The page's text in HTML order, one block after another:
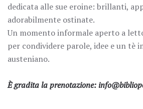
dedicata alle sue eroine: brillanti,
adorabilmente ostinate.
Un momento informale aperto a
per condividere parole, idee e un tè
austeniano.
È gradita la prenotazione: